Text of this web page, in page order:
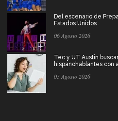
Del escenario de
Estados Unidos
06 Agosto 2026
Tec y UT Austin
hispanohablantes con
05 Agosto 2026